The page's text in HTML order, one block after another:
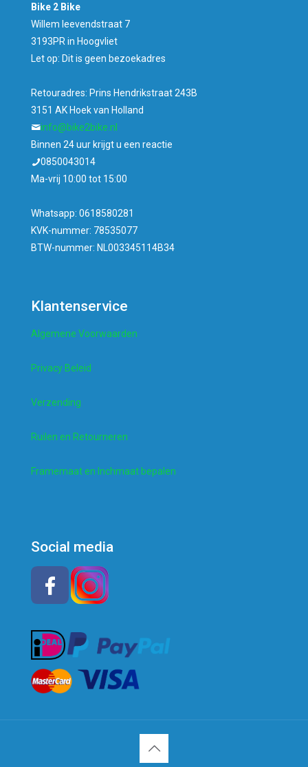
Bike 2 Bike
Willem leevendstraat 7
3193PR in Hoogvliet
Let op: Dit is geen bezoekadres
Retouradres: Prins Hendrikstraat 243B
3151 AK Hoek van Holland
info@bike2bike.nl
Binnen 24 uur krijgt u een reactie
0850043014
Ma-vrij 10:00 tot 15:00
Whatsapp: 0618580281
KVK-nummer: 78535077
BTW-nummer: NL003345114B34
Klantenservice
Algemene Voorwaarden
Privacy Beleid
Verzending
Ruilen en Retourneren
Framemaat en Inchmaat bepalen
Social media